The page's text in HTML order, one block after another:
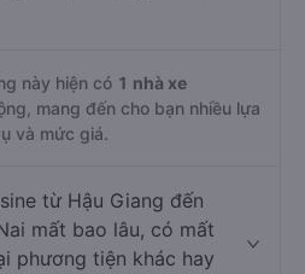
này hiện có 1 nhà xe
mang đến cho bạn nhiều lựa
và mức giá.
từ Hậu Giang đến
mất bao lâu, có mất
phương tiện khác hay